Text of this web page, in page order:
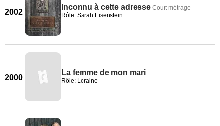
2002
Inconnu à cette adresse Court métrage
Rôle: Sarah Eisenstein
2000
La femme de mon mari
Rôle: Loraine